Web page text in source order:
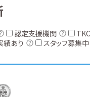
認定支援機関
績あり
スタッフ募集中